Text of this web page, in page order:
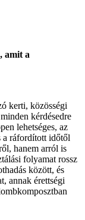
amit a
kerti, közösségi
kérdésedre
lehetséges, az
a ráfordított időtől
hanem arról is
folyamat rossz
között, és
annak érettségi